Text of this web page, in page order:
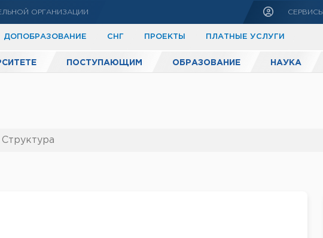
ОРГАНИЗАЦИИ СЕРВИСЫ
ДОПОБРАЗОВАНИЕ СНГ ПРОЕКТЫ ПЛАТНЫЕ УСЛУГИ
ПОСТУПАЮЩИМ ОБРАЗОВАНИЕ НАУКА
Структура